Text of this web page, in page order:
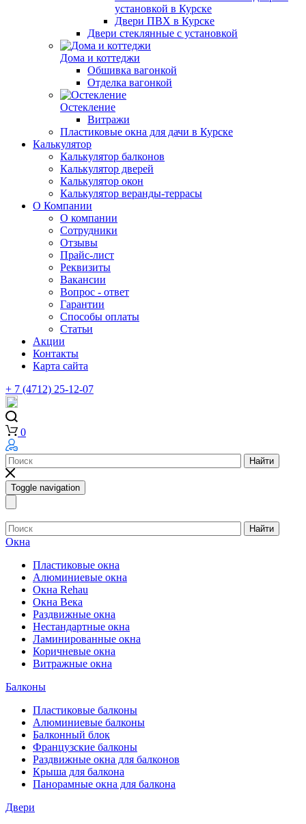
установкой в Курске
Двери ПВХ в Курске
Двери стеклянные с установкой
Дома и коттеджи
Обшивка вагонкой
Отделка вагонкой
Остекление
Витражи
Пластиковые окна для дачи в Курске
Калькулятор
Калькулятор балконов
Калькулятор дверей
Калькулятор окон
Калькулятор веранды-террасы
О Компании
О компании
Сотрудники
Отзывы
Прайс-лист
Реквизиты
Вакансии
Вопрос - ответ
Гарантии
Способы оплаты
Статьи
Акции
Контакты
Карта сайта
+ 7 (4712) 25-12-07
0
Найти
Toggle navigation
Найти
Окна
Пластиковые окна
Алюминиевые окна
Окна Rehau
Окна Века
Раздвижные окна
Нестандартные окна
Ламинированные окна
Коричневые окна
Витражные окна
Балконы
Пластиковые балконы
Алюминиевые балконы
Балконный блок
Французские балконы
Раздвижные окна для балконов
Крыша для балкона
Панорамные окна для балкона
Двери